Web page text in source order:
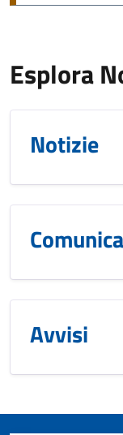
Esplora
Notizie
Avvisi